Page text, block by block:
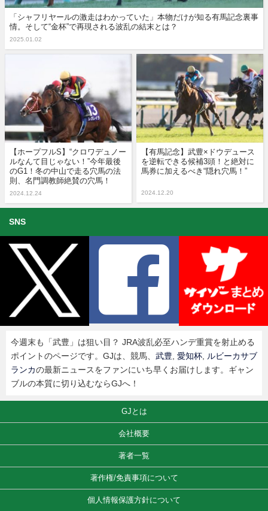
「シャフリヤールの激走はわかっていた」本物だけが知る有馬記念裏事
情。そして“金杯”で再現される波乱の結末とは？
2025.01.02
【ホープフルS】“クロワデュノー
ルなんて目じゃない！”今年最後
のG1！冬の中山で走る穴馬の法
則、名門調教師絶賛の穴馬！
2024.12.24
【有馬記念】武豊×ドウデュース
を逆転できる候補3頭！と絶対に
馬券に加えるべき“隠れ穴馬！”
2024.12.20
SNS
今週末も「武豊」は狙い目？ JRA波乱必至ハンデ重賞を射止める
ポイントのページです。GJは、競馬、 武豊 愛知杯
ルビーカサブ
ランカの最新ニュースをファンにいち早くお届けします。ギャン
ブルの本質に切り込むならGJへ！
GJとは
会社概要
著者一覧
著作権/免責事項について
個人情報保護方針について